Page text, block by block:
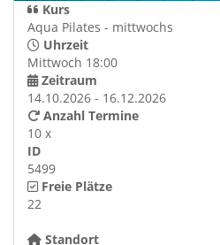
Kurs
Aqua Pilates - mittwochs
Uhrzeit
Mittwoch 18:00
Zeitraum
14.10.2026 - 16.12.2026
Anzahl Termine
10 x
ID
5499
Freie Plätze
22
Standort